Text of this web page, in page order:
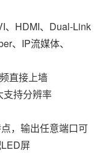
、HDMI、Dual-Link
、IP流媒体、
直接上墙
支持分辨率
，输出任意端口可
屏